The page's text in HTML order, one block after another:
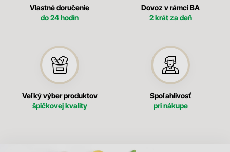
Vlastné doručenie
do 24 hodín
Dovoz v rámci BA
2 krát za deň
Veľký výber produktov
špičkovej kvality
Spoľahlivosť
pri nákupe